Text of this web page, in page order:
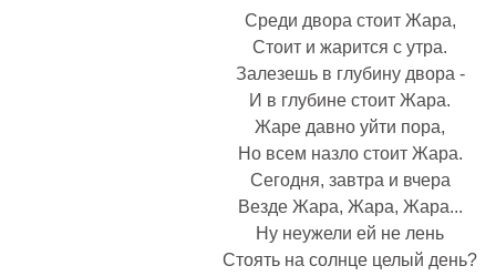
Среди двора стоит Жара,
Стоит и жарится с утра.
Залезешь в глубину двора -
И в глубине стоит Жара.
Жаре давно уйти пора,
Но всем назло стоит Жара.
Сегодня, завтра и вчера
Везде Жара, Жара, Жара...
Ну неужели ей не лень
Стоять на солнце целый день?